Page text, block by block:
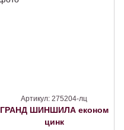
Артикул: 275204-лц
ГРАНД ШИНШИЛА економ
цинк